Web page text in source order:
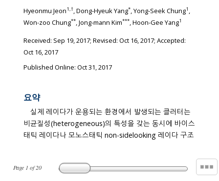
Page 1 of20
Hyeonmu Jeon1,†, Dong-Hyeuk Yang*, Yong-Seek Chung1 ,
Won-zoo Chung**, Jong-mann Kim***, Hoon-Gee Yang1
Received: Sep 19, 2017; Revised: Oct 16, 2017; Accepted:
Oct 16, 2017
Published Online: Oct 31, 2017
요약
실제 레이다가 운용되는 환경에서 발생되는 클러터는
비균질성(heterogeneous)의 특성을 갖는 동시에 바이스
태틱 레이다나 모노스태틱 non-sidelooking 레이다 구조